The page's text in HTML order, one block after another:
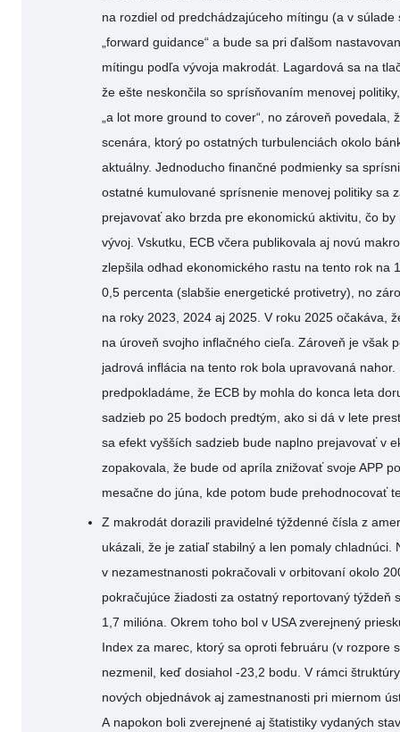
na rozdiel od predchádzajúceho mítingu (a v
„forward guidance“ a bude sa pri ďalšom
mítingu podľa vývoja makrodát. Lagardová sa na
že ešte neskončila so sprísňovaním menovej
„a lot more ground to cover“, no zároveň povedala,
scenára, ktorý po ostatných turbulenciách okolo
aktuálny. Jednoducho finančné podmienky sa
ostatné kumulované sprísnenie menovej politiky sa
prejavovať ako brzda pre ekonomickú aktivitu, čo
vývoj. Vskutku, ECB včera publikovala aj novú
zlepšila odhad ekonomického rastu na tento rok na
0,5 percenta (slabšie energetické protivetry), no
na roky 2023, 2024 aj 2025. V roku 2025 očakáva,
na úroveň svojho inflačného cieľa. Zároveň je však
jadrová inflácia na tento rok bola upravovaná
predpokladáme, že ECB by mohla do konca leta
sadzieb po 25 bodoch predtým, ako si dá v lete
sa efekt vyšších sadzieb bude naplno prejavovať v
zopakovala, že bude od apríla znižovať svoje APP
mesačne do júna, kde potom bude prehodnocovať
Z makrodát dorazili pravidelné týždenné čísla z
ukázali, že je zatiaľ stabilný a len pomaly chladnúci.
v nezamestnanosti pokračovali v orbitovaní okolo
pokračujúce žiadosti za ostatný reportovaný týždeň
1,7 milióna. Okrem toho bol v USA zverejnený
Index za marec, ktorý sa oproti februáru (v rozpore
nezmenil, keď dosiahol -23,2 bodu. V rámci
nových objednávok aj zamestnanosti pri miernom
A napokon boli zverejnené aj štatistiky vydaných